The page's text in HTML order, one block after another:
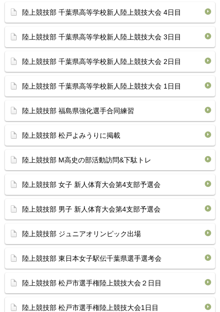
陸上競技部 千葉県高等学校新人陸上競技大会 4日目
陸上競技部 千葉県高等学校新人陸上競技大会 3日目
陸上競技部 千葉県高等学校新人陸上競技大会 2日目
陸上競技部 千葉県高等学校新人陸上競技大会 1日目
陸上競技部 福島県強化選手合同練習
陸上競技部 松戸よみうりに掲載
陸上競技部 M高史の部活動訪問&下駄トレ
陸上競技部 女子 新人体育大会第4支部予選会
陸上競技部 男子 新人体育大会第4支部予選会
陸上競技部 ジュニアオリンピック出場
陸上競技部 東日本女子駅伝千葉県選手選考会
陸上競技部 松戸市選手権陸上競技大会２日目
陸上競技部 松戸市選手権陸上競技大会1日目